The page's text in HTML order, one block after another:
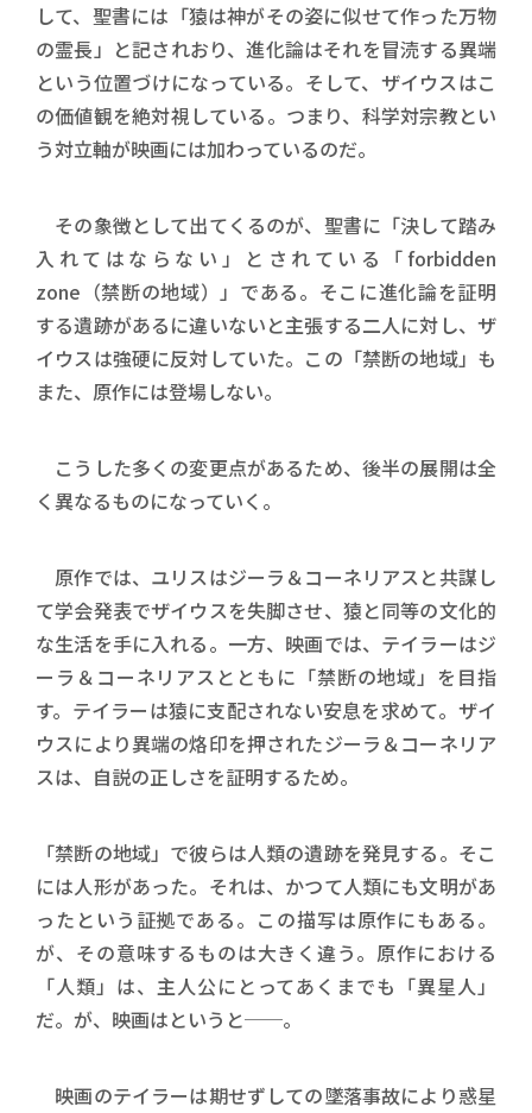
して、聖書には「猿は神がその姿に似せて作った万物
の霊長」と記されおり、進化論はそれを冒涜する異端
という位置づけになっている。そして、ザイウスはこ
の価値観を絶対視している。つまり、科学対宗教とい
う対立軸が映画には加わっているのだ。
その象徴として出てくるのが、聖書に「決して踏み
入れてはならない」とされている「forbidden
zone（禁断の地域）」である。そこに進化論を証明
する遺跡があるに違いないと主張する二人に対し、ザ
イウスは強硬に反対していた。この「禁断の地域」も
また、原作には登場しない。
こうした多くの変更点があるため、後半の展開は全
く異なるものになっていく。
原作では、ユリスはジーラ＆コーネリアスと共謀し
て学会発表でザイウスを失脚させ、猿と同等の文化的
な生活を手に入れる。一方、映画では、テイラーはジ
ーラ＆コーネリアスとともに「禁断の地域」を目指
す。テイラーは猿に支配されない安息を求めて。ザイ
ウスにより異端の烙印を押されたジーラ＆コーネリア
スは、自説の正しさを証明するため。
「禁断の地域」で彼らは人類の遺跡を発見する。そこ
には人形があった。それは、かつて人類にも文明があ
ったという証拠である。この描写は原作にもある。
が、その意味するものは大きく違う。原作における
「人類」は、主人公にとってあくまでも「異星人」
だ。が、映画はというと──。
映画のテイラーは期せずしての墜落事故により惑星